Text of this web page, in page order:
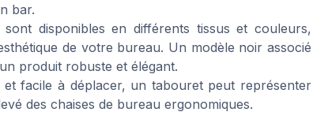
bar.
disponibles en différents tissus et couleurs,
de votre bureau. Un modèle noir associé
produit robuste et élégant.
facile à déplacer, un tabouret peut représenter
des chaises de bureau ergonomiques.